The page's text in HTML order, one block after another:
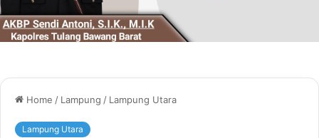
Home / Lampung / Lampung Utara
Lampung Utara